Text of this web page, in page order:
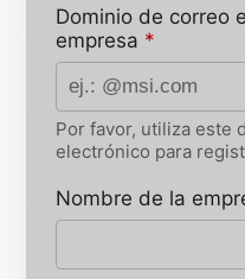
Dominio de correo
empresa *
Por favor, utiliza este
electrónico para
Nombre de la